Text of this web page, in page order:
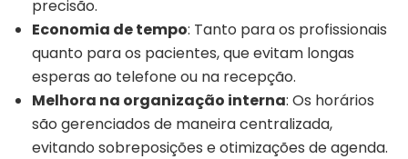
precisão.
Economia de tempo: Tanto para os profissionais
quanto para os pacientes, que evitam longas
esperas ao telefone ou na recepção.
Melhora na organização interna: Os horários
são gerenciados de maneira centralizada,
evitando sobreposições e otimizações de agenda.